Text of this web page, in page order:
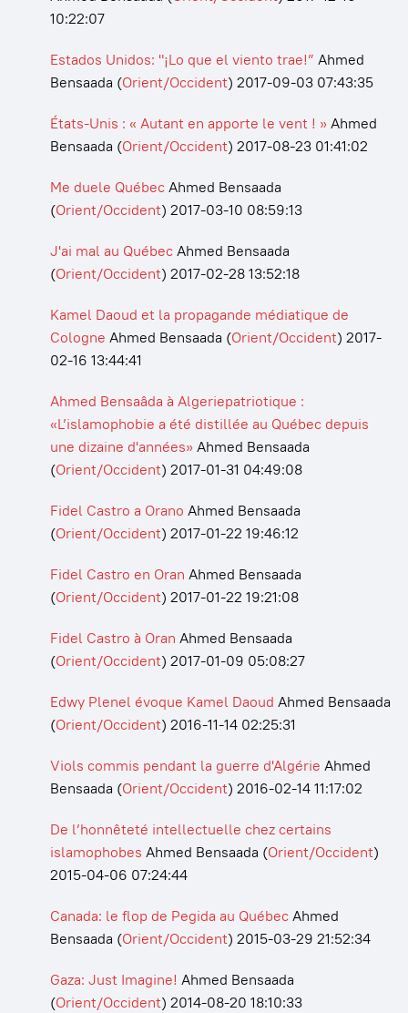
10:22:07
Estados Unidos: "¡Lo que el viento trae!” Ahmed
Bensaada (Orient/Occident) 2017-09-03 07:43:35
États-Unis : « Autant en apporte le vent ! » Ahmed
Bensaada (Orient/Occident) 2017-08-23 01:41:02
Me duele QuébecAhmed Bensaada
(Orient/Occident) 2017-03-10 08:59:13
J'ai mal au QuébecAhmed Bensaada
(Orient/Occident) 2017-02-28 13:52:18
Kamel Daoud et la propagande médiatique de
Cologne Ahmed Bensaada (Orient/Occident) 2017-
02-16 13:44:41
Ahmed Bensaâda à Algeriepatriotique :
«L’islamophobie a été distillée au Québec depuis
une dizaine d'années» Ahmed Bensaada
(Orient/Occident) 2017-01-31 04:49:08
Fidel Castro a Orano Ahmed Bensaada
(Orient/Occident) 2017-01-22 19:46:12
Fidel Castro en Oran Ahmed Bensaada
(Orient/Occident) 2017-01-22 19:21:08
Fidel Castro à Oran Ahmed Bensaada
(Orient/Occident) 2017-01-09 05:08:27
Edwy Plenel évoque Kamel Daoud Ahmed Bensaada
(Orient/Occident) 2016-11-14 02:25:31
Viols commis pendant la guerre d'Algérie Ahmed
Bensaada (Orient/Occident) 2016-02-14 11:17:02
De l’honnêteté intellectuelle chez certains
islamophobes Ahmed Bensaada (Orient/Occident)
2015-04-06 07:24:44
Canada: le flop de Pegida au QuébecAhmed
Bensaada (Orient/Occident) 2015-03-29 21:52:34
Gaza: Just Imagine! Ahmed Bensaada
(Orient/Occident) 2014-08-20 18:10:33